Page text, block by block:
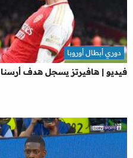
فيديو | هافيرتز يسجل هدف
دوري أبطال أوروبا